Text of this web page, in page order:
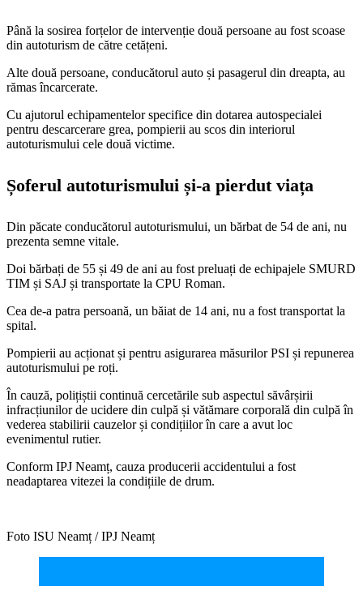
Până la sosirea forțelor de intervenție două persoane au fost scoase
din autoturism de către cetățeni.
Alte două persoane, conducătorul auto și pasagerul din dreapta, au
rămas încarcerate.
Cu ajutorul echipamentelor specifice din dotarea autospecialei
pentru descarcerare grea, pompierii au scos din interiorul
autoturismului cele două victime.
Șoferul autoturismului și-a pierdut viața
Din păcate conducătorul autoturismului, un bărbat de 54 de ani, nu
prezenta semne vitale.
Doi bărbați de 55 și 49 de ani au fost preluați de echipajele SMURD
TIM și SAJ și transportate la CPU Roman.
Cea de-a patra persoană, un băiat de 14 ani, nu a fost transportat la
spital.
Pompierii au acționat și pentru asigurarea măsurilor PSI și repunerea
autoturismului pe roți.
În cauză, polițiștii continuă cercetările sub aspectul săvârșirii
infracțiunilor de ucidere din culpă și vătămare corporală din culpă în
vederea stabilirii cauzelor și condițiilor în care a avut loc
evenimentul rutier.
Conform IPJ Neamț, cauza producerii accidentului a fost
neadaptarea vitezei la condițiile de drum.
Foto ISU Neamț / IPJ Neamț